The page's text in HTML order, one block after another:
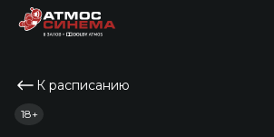
К расписанию
18+